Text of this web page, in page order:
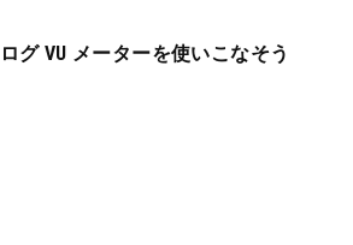
グ VU メーターを使いこなそう